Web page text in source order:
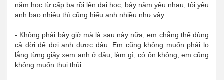
năm học từ cấp ba rồi lên đại học, bảy năm yêu nhau, tôi yêu
anh bao nhiêu thì cũng hiểu anh nhiều như vậy.
- Không phải bây giờ mà là sau này nữa, em chẳng thể dùng
cả đời để đợi anh được đâu. Em cũng không muốn phải lo
lắng từng giây xem anh ở đâu, làm gì, có ổn không, em cũng
không muốn thui thủi…